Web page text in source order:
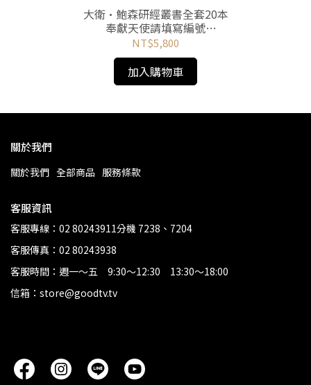
大衛•鮑森研經叢書全套20本
奉獻天使請填寫編號
本專案超過超商(5公斤)上限
無法超商取貨
NT$5,800
加入購物車
關於我們
關於我們 全部商品 服務條款
客服資訊
客服專線：02 80243911分機 7238、7204
客服傳真：02 80243938
客服時間：週一～五 9:30～12:30 13:30～18:00
信箱：store@goodtv.tv